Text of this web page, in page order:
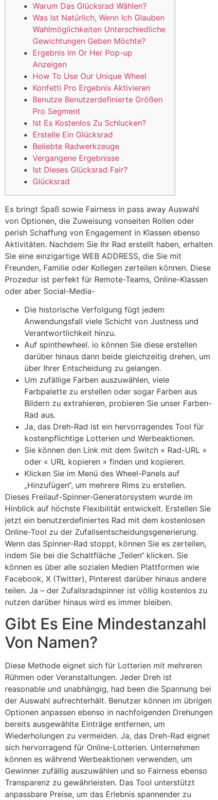
Warum Das Glücksrad Wählen?
Was Ist Natürlich, Wenn Ich Glauben
Wahlmöglichkeiten Unterschiedliche
Gewichtungen Geben Möchte?
Ergebnis Im Or Her Pop-up
Anzeigen
How To Use Our Unique Wheel
Konfetti Pro Ergebnis Aktivieren
Benutze Benutzerdefinierte Größen
Pro Segment
Ist Es Kostenlos Zu Schlucken?
Erstelle Ein Glücksrad
Beliebte Radwerkzeuge
Vergangene Ergebnisse
Ist Dieses Glücksrad Fair?
Glücksrad
Es bringt Spaß sowie Fairness in pass away Auswahl
von Optionen, die Zuweisung vonseiten Rollen oder
perish Schaffung von Engagement in Klassen ebenso
Aktivitäten. Nachdem Sie Ihr Rad erstellt haben, erhalten
Sie eine einzigartige WEB ADDRESS, die Sie mit
Freunden, Familie oder Kollegen zerteilen können. Diese
Prozedur ist perfekt für Remote-Teams, Online-Klassen
oder aber Social-Media-
Die historische Verfolgung fügt jedem
Anwendungsfall viele Schicht von Justness und
Verantwortlichkeit hinzu.
Auf spinthewheel. io können Sie diese erstellen
darüber hinaus dann beide gleichzeitig drehen, um
über Ihrer Entscheidung zu gelangen.
Um zufällige Farben auszuwählen, viele
Farbpalette zu erstellen oder sogar Farben aus
Bildern zu extrahieren, probieren Sie unser Farben-
Rad aus.
Ja, das Dreh-Rad ist ein hervorragendes Tool für
kostenpflichtige Lotterien und Werbeaktionen.
Sie können den Link mit dem Switch « Rad-URL »
oder « URL kopieren » finden und kopieren.
Klicken Sie im Menü des Wheel-Panels auf
„Hinzufügen“, um mehrere Rims zu erstellen.
Dieses Freilauf-Spinner-Generatorsystem wurde im
Hinblick auf höchste Flexibilität entwickelt. Erstellen Sie
jetzt ein benutzerdefiniertes Rad mit dem kostenlosen
Online-Tool zu der Zufallsentscheidungsgenerierung.
Wenn das Spinner-Rad stoppt, können Sie es zerteilen,
indem Sie bei die Schaltfläche „Teilen“ klicken. Sie
können es über alle sozialen Medien Plattformen wie
Facebook, X (Twitter), Pinterest darüber hinaus andere
teilen. Ja – der Zufallsradspinner ist völlig kostenlos zu
nutzen darüber hinaus wird es immer bleiben.
Gibt Es Eine Mindestanzahl
Von Namen?
Diese Methode eignet sich für Lotterien mit mehreren
Rühmen oder Veranstaltungen. Jeder Dreh ist
reasonable und unabhängig, had been die Spannung bei
der Auswahl aufrechterhält. Benutzer können im übrigen
Optionen anpassen ebenso in nachfolgenden Drehungen
bereits ausgewählte Einträge entfernen, um
Wiederholungen zu vermeiden. Ja, das Dreh-Rad eignet
sich hervorragend für Online-Lotterien. Unternehmen
können es während Werbeaktionen verwenden, um
Gewinner zufällig auszuwählen und so Fairness ebenso
Transparenz zu gewährleisten. Das Tool unterstützt
anpassbare Preise, um das Erlebnis spannender zu